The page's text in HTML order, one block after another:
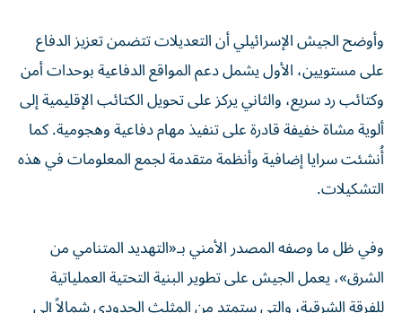
وأوضح الجيش الإسرائيلي أن التعديلات تتضمن تعزيز الدفاع
على مستويين، الأول يشمل دعم المواقع الدفاعية بوحدات أمن
وكتائب رد سريع، والثاني يركز على تحويل الكتائب الإقليمية إلى
ألوية مشاة خفيفة قادرة على تنفيذ مهام دفاعية وهجومية. كما
أُنشئت سرايا إضافية وأنظمة متقدمة لجمع المعلومات في هذه
التشكيلات.
وفي ظل ما وصفه المصدر الأمني بـ«التهديد المتنامي من
الشرق»، يعمل الجيش على تطوير البنية التحتية العملياتية